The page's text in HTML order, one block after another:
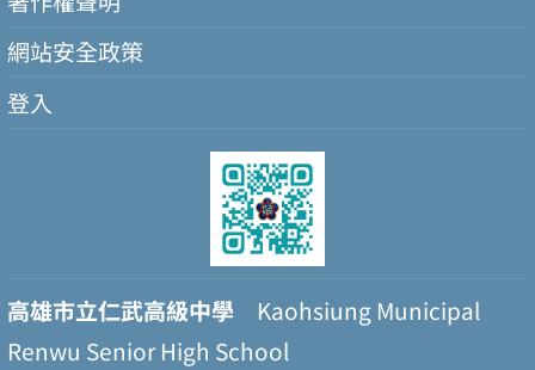
網站安全政策
登入
高雄市立仁武高級中學 Kaohsiung Municipal
Renwu Senior High School